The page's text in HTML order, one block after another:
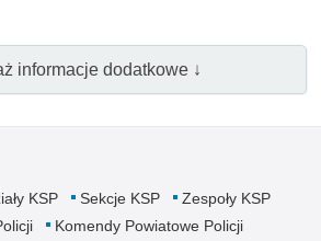
informacje dodatkowe ↓
KSP Sekcje KSP
Zespoły KSP
Komendy Powiatowe Policji